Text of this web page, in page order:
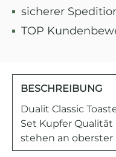
sicherer
TOP
BESCHREIBUNG
Dualit Classic
Set Kupfer
stehen an oberster